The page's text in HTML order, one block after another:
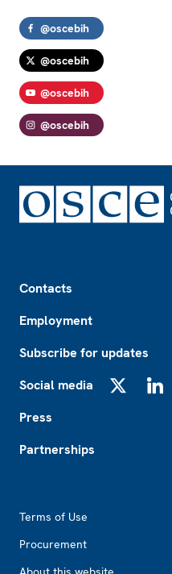
@oscebih
@oscebih
@oscebih
@oscebih
Contacts
Employment
Subscribe for updates
Social media
Press
Partnerships
Terms of Use
Procurement